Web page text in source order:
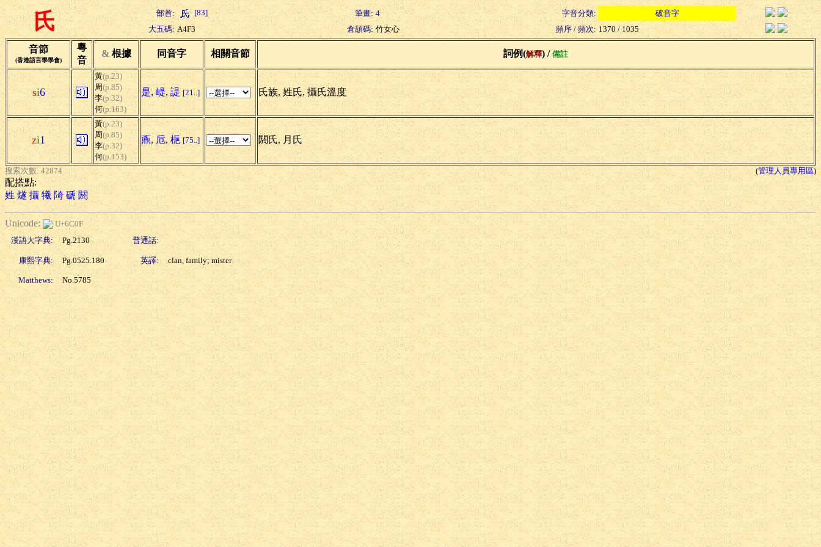
氏 部首: [83] 筆畫: 4 字音分類:
破音字
大五碼: A4F3 倉頡碼: 竹女心 頻序 / 頻次: 1370 / 1035
音節
(香港語言學學會)
粵
音
& 根據 同音字 相關音節 詞例(解釋) / 備註
si6
黃(p.23)
周(p.85)
李(p.32)
何(p.163)
是, 崼, 諟 [21..] 氏族, 姓氏, 攝氏溫度
zi1
黃(p.23)
周(p.85)
李(p.32)
何(p.153)
鼒, 卮, 梔 [75..] 閼氏, 月氏
搜索次數: 42874 (管理人員專用區)
配搭點:
姓 燧 攝 犧 陭 磃 閼
Unicode:
U+6C0F
漢語大字典:
Pg.2130 普通話:
康熙字典: Pg.0525.180 英譯: clan, family; mister
Matthews: No.5785